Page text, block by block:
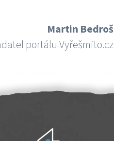
Martin Bedroš
portálu Vyřešmito.cz